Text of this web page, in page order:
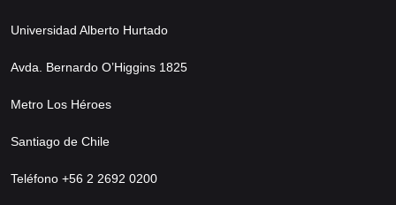
Universidad Alberto Hurtado
Avda. Bernardo O’Higgins 1825
Metro Los Héroes
Santiago de Chile
Teléfono +56 2 2692 0200